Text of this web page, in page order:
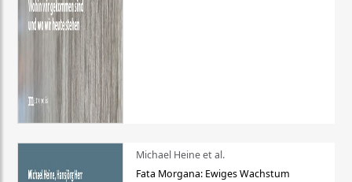
Michael Heine et al.
Fata Morgana: Ewiges Wachstum